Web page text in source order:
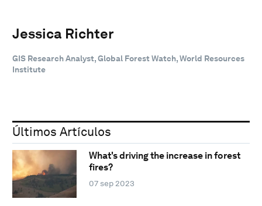
Jessica Richter
GIS Research Analyst, Global Forest Watch, World Resources
Institute
Últimos Artículos
What's driving the increase in forest
fires?
07 sep 2023